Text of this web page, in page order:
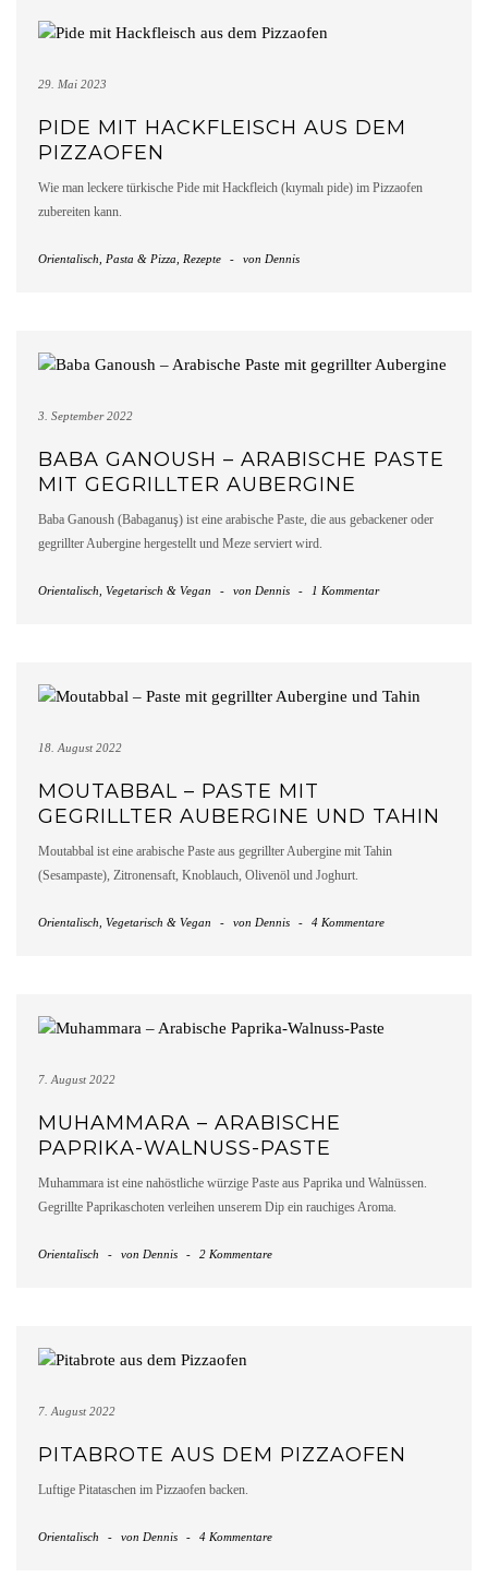
29. Mai 2023
PIDE MIT HACKFLEISCH AUS DEM
PIZZAOFEN
Wie man leckere türkische Pide mit Hackfleich (kıymalı pide) im Pizzaofen
zubereiten kann.
Orientalisch Pasta & Pizza Rezepte - von Dennis
3. September 2022
BABA GANOUSH – ARABISCHE PASTE
MIT GEGRILLTER AUBERGINE
Baba Ganoush (Babaganuş) ist eine arabische Paste, die aus gebackener oder
gegrillter Aubergine hergestellt und Meze serviert wird.
Orientalisch Vegetarisch & Vegan - von Dennis - 1 Kommentar
18. August 2022
MOUTABBAL – PASTE MIT
GEGRILLTER AUBERGINE UND TAHIN
Moutabbal ist eine arabische Paste aus gegrillter Aubergine mit Tahin
(Sesampaste), Zitronensaft, Knoblauch, Olivenöl und Joghurt.
Orientalisch Vegetarisch & Vegan - von Dennis - 4 Kommentare
7. August 2022
MUHAMMARA – ARABISCHE
PAPRIKA-WALNUSS-PASTE
Muhammara ist eine nahöstliche würzige Paste aus Paprika und Walnüssen.
Gegrillte Paprikaschoten verleihen unserem Dip ein rauchiges Aroma.
Orientalisch - von Dennis - 2 Kommentare
7. August 2022
PITABROTE AUS DEM PIZZAOFEN
Luftige Pitataschen im Pizzaofen backen.
Orientalisch - von Dennis - 4 Kommentare